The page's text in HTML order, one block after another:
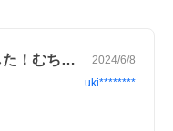
ありがとうございます！来ました！むちゃ… 2024/6/8
uki********